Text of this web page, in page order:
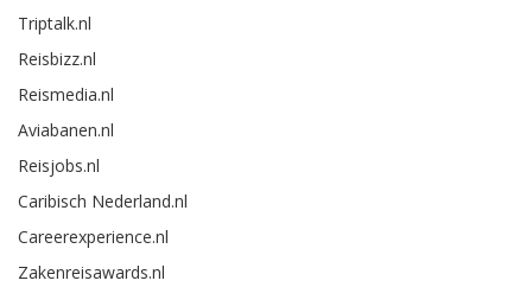
Triptalk.nl
Reisbizz.nl
Reismedia.nl
Aviabanen.nl
Reisjobs.nl
Caribisch Nederland.nl
Careerexperience.nl
Zakenreisawards.nl